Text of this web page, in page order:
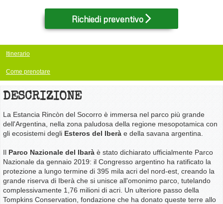
Richiedi preventivo
Itinerario
Come prenotare
DESCRIZIONE
La Estancia Rincòn del Socorro è immersa nel parco più grande
dell'Argentina, nella zona paludosa della regione mesopotamica con
gli ecosistemi degli Esteros del Iberà e della savana argentina.
Il Parco Nazionale del Ibarà è stato dichiarato ufficialmente Parco
Nazionale da gennaio 2019: il Congresso argentino ha ratificato la
protezione a lungo termine di 395 mila acri del nord-est, creando la
grande riserva di Iberà che si unisce all'omonimo parco, tutelando
complessivamente 1,76 milioni di acri. Un ulteriore passo della
Tompkins Conservation, fondazione che ha donato queste terre allo